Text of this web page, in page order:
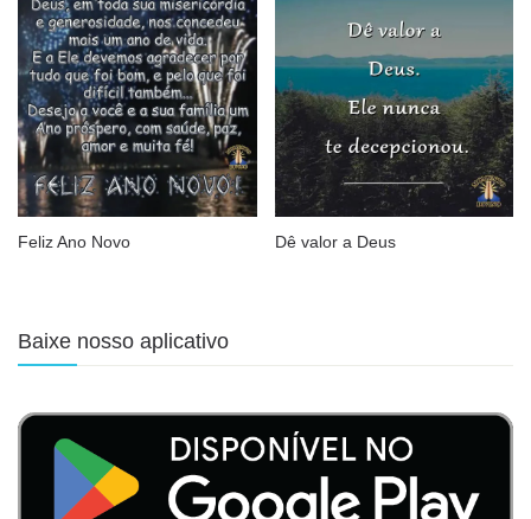
Feliz Ano Novo Dê valor a Deus
Baixe nosso aplicativo